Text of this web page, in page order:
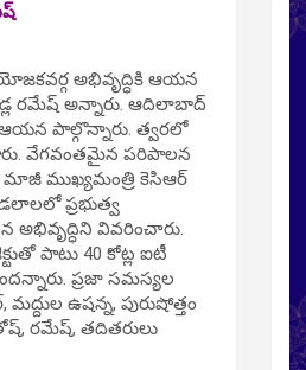
అభివృద్ధికి ఆయన
రమేష్ అన్నారు. ఆదిలాబాద్
పాల్గొన్నారు. త్వరలో
వేగవంతమైన పరిపాలన
మాజీ ముఖ్యమంత్రి కెసిఆర్
ప్రభుత్వ
వివరించారు.
పాటు 40 కోట్ల ఐటీ
ప్రజా సమస్యల
ఉషన్న, పురుషోత్తం
రమేష్, తదితరులు